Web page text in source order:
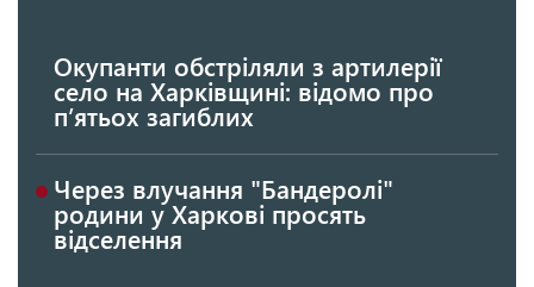
Окупанти обстріляли з артилерії
село на Харківщині: відомо про
п’ятьох загиблих
Через влучання "Бандеролі"
родини у Харкові просять
відселення